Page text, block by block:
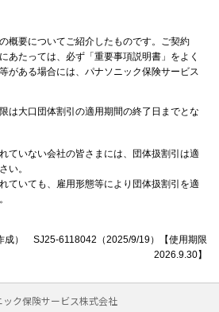
概要についてご紹介したものです。ご契約
あたっては、必ず「重要事項説明書」をよく
がある場合には、パナソニック保険サービス
は大口団体割引の適用期間の終了日までとな
ていない会社の皆さまには、団体扱割引は適
い。
ていても、雇用形態等により団体扱割引を適
成） SJ25-6118042（2025/9/19）【使用期限
2026.9.30】
ック保険サービス株式会社